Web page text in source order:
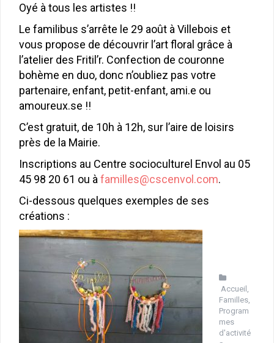
Oyé à tous les artistes !!
Le familibus s’arrête le 29 août à Villebois et
vous propose de découvrir l’art floral grâce à
l’atelier des Fritil’r. Confection de couronne
bohème en duo, donc n’oubliez pas votre
partenaire, enfant, petit-enfant, ami.e ou
amoureux.se !!
C’est gratuit, de 10h à 12h, sur l’aire de loisirs
près de la Mairie.
Inscriptions au Centre socioculturel Envol au 05
45 98 20 61 ou à familles@cscenvol.com.
Ci-dessous quelques exemples de ses
créations :
Accueil
Familles
Program
mes
d'activité